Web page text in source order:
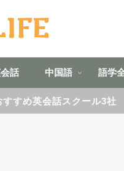
話 中国語 語学
すすめ英会話スクール3社